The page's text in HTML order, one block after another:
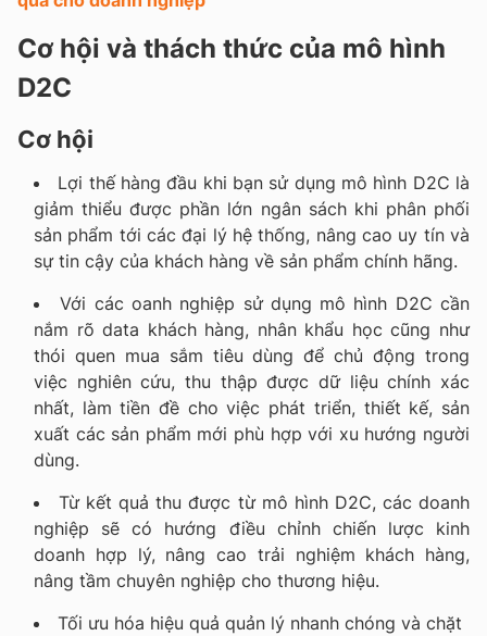
Cơ hội và thách thức của mô hình
D2C
Cơ hội
Lợi thế hàng đầu khi bạn sử dụng mô hình D2C là
giảm thiểu được phần lớn ngân sách khi phân phối
sản phẩm tới các đại lý hệ thống, nâng cao uy tín và
sự tin cậy của khách hàng về sản phẩm chính hãng.
Với các oanh nghiệp sử dụng mô hình D2C cần
nắm rõ data khách hàng, nhân khẩu học cũng như
thói quen mua sắm tiêu dùng để chủ động trong
việc nghiên cứu, thu thập được dữ liệu chính xác
nhất, làm tiền đề cho việc phát triển, thiết kế, sản
xuất các sản phẩm mới phù hợp với xu hướng người
dùng.
Từ kết quả thu được từ mô hình D2C, các doanh
nghiệp sẽ có hướng điều chỉnh chiến lược kinh
doanh hợp lý, nâng cao trải nghiệm khách hàng,
nâng tầm chuyên nghiệp cho thương hiệu.
Tối ưu hóa hiệu quả quản lý nhanh chóng và chặt